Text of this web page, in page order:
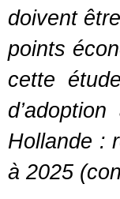
doivent
points
cette
Hollande :
à 2025